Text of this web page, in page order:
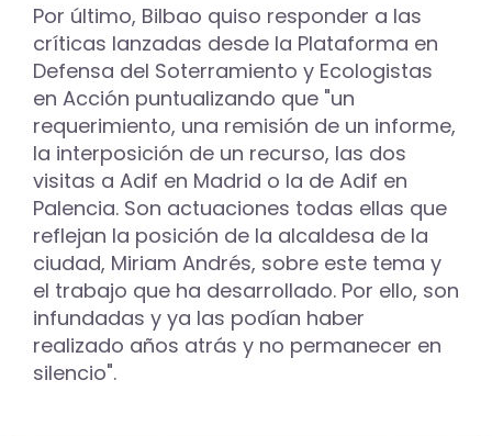
Por último, Bilbao quiso responder a las
críticas lanzadas desde la Plataforma en
Defensa del Soterramiento y Ecologistas
en Acción puntualizando que "un
requerimiento, una remisión de un informe,
la interposición de un recurso, las dos
visitas a Adif en Madrid o la de Adif en
Palencia. Son actuaciones todas ellas que
reflejan la posición de la alcaldesa de la
ciudad, Miriam Andrés, sobre este tema y
el trabajo que ha desarrollado. Por ello, son
infundadas y ya las podían haber
realizado años atrás y no permanecer en
silencio".